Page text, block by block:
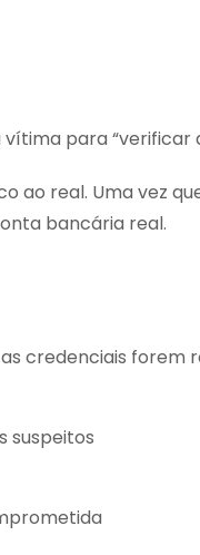
para “verificar
ao real. Uma vez
bancária real.
credenciais forem
suspeitos